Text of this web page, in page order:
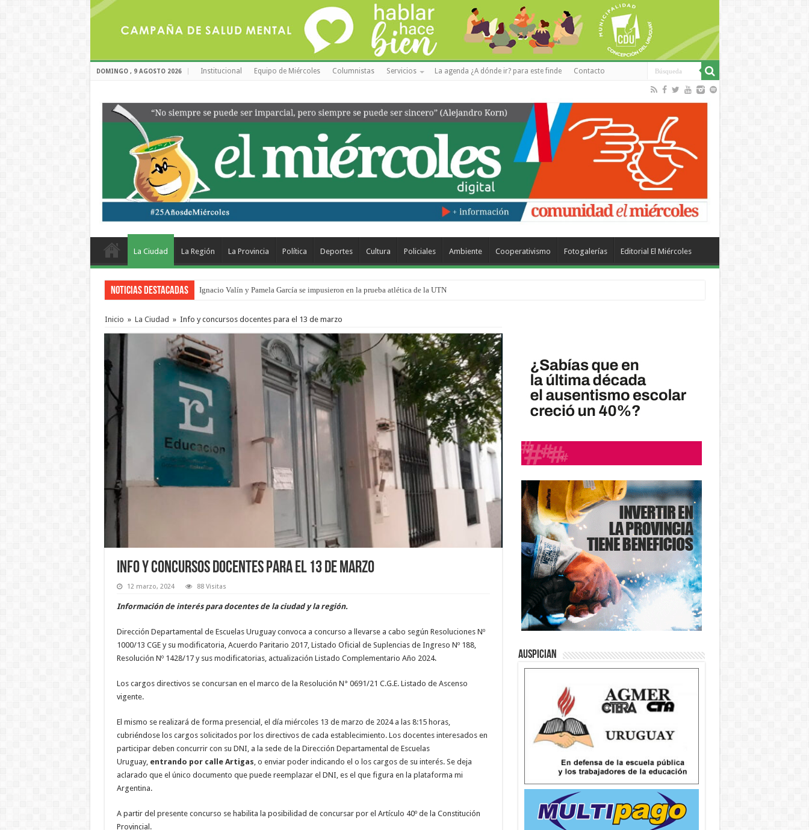
DOMINGO , 9 AGOSTO 2026 Institucional Equipo de Miércoles Columnistas Servicios La agenda ¿A dónde ir? para este finde Contacto
La Ciudad La Región La Provincia Política Deportes Cultura Policiales Ambiente Cooperativismo Fotogalerías Editorial El Miércoles
Noticias Destacadas Ignacio Valín y Pamela García se impusieron en la prueba atlética de la UTN
Inicio » La Ciudad » Info y concursos docentes para el 13 de marzo
Info y concursos docentes para el 13 de marzo
12 marzo, 2024 88 Visitas
Información de interés para docentes de la ciudad y la región.
Dirección Departamental de Escuelas Uruguay convoca a concurso a llevarse a cabo según Resoluciones Nº
1000/13 CGE y su modificatoria, Acuerdo Paritario 2017, Listado Oficial de Suplencias de Ingreso Nº 188,
Resolución Nº 1428/17 y sus modificatorias, actualización Listado Complementario Año 2024.
Los cargos directivos se concursan en el marco de la Resolución N° 0691/21 C.G.E. Listado de Ascenso
vigente.
El mismo se realizará de forma presencial, el día miércoles 13 de marzo de 2024 a las 8:15 horas,
cubriéndose los cargos solicitados por los directivos de cada establecimiento. Los docentes interesados en
participar deben concurrir con su DNI, a la sede de la Dirección Departamental de Escuelas
Uruguay, entrando por calle Artigas, o enviar poder indicando el o los cargos de su interés. Se deja
aclarado que el único documento que puede reemplazar el DNI, es el que figura en la plataforma mi
Argentina.
A partir del presente concurso se habilita la posibilidad de concursar por el Artículo 40º de la Constitución
Provincial.
Auspician